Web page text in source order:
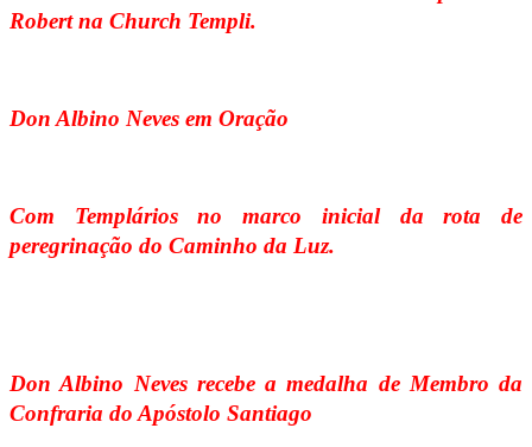
Robert na Church Templi.
Don Albino Neves em Oração
Com Templários no marco inicial da rota de
peregrinação do Caminho da Luz.
Don Albino Neves recebe a medalha de Membro da
Confraria do Apóstolo Santiago